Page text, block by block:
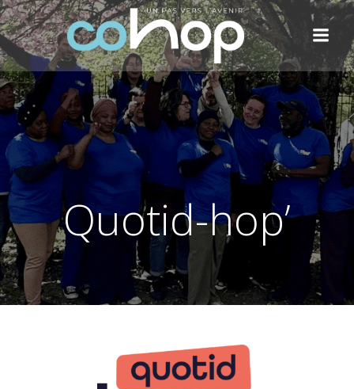
Aller
au
contenu
Quotid-hop’